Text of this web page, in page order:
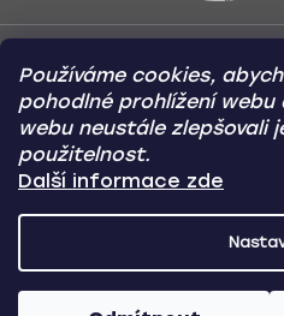
Používáme cookies,
pohodlné prohlížení
webu neustále zlepšovali
použitelnost.
Další informace zde
Způsoby
Online
Copyright (c) 2012 -2026